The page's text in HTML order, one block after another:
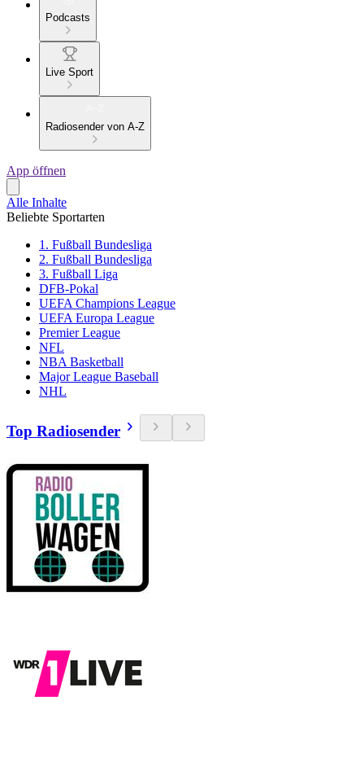
Podcasts
Live Sport
Radiosender von A-Z
App öffnen
Alle Inhalte
Beliebte Sportarten
1. Fußball Bundesliga
2. Fußball Bundesliga
3. Fußball Liga
DFB-Pokal
UEFA Champions League
UEFA Europa League
Premier League
NFL
NBA Basketball
Major League Baseball
NHL
Top Radiosender